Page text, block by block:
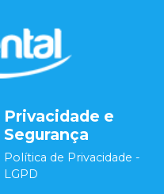
Privacidade e
Segurança
Política de Privacidade -
LGPD